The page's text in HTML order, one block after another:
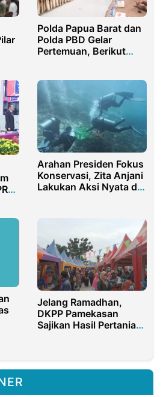
Polda Papua Barat dan
Polda PBD Gelar
Pertemuan, Berikut
Arahan Presiden Fokus
Konservasi, Zita Anjani
Lakukan Aksi Nyata di
Jelang Ramadhan,
DKPP Pamekasan
Sajikan Hasil Pertanian